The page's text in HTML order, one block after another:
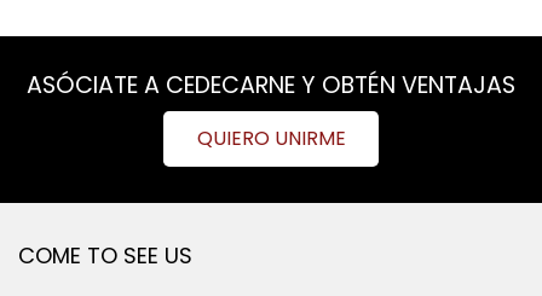
ASÓCIATE A CEDECARNE Y OBTÉN VENTAJAS
QUIERO UNIRME
COME TO SEE US